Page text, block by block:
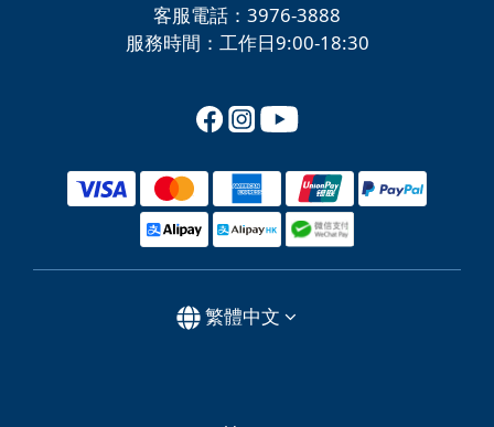
客服電話：3976-3888
服務時間：工作日9:00-18:30
繁體中文